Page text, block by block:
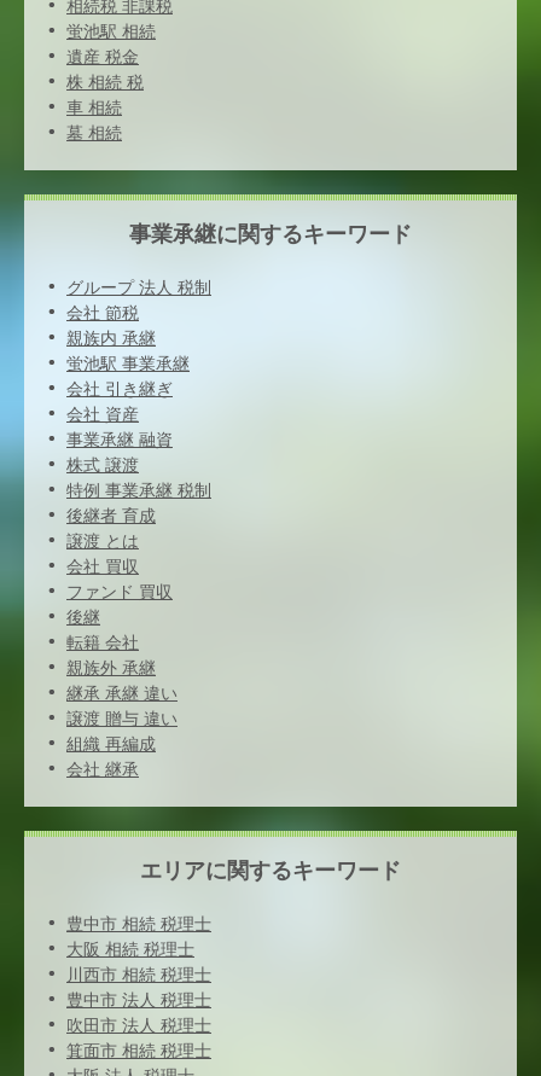
相続税 非課税
蛍池駅 相続
遺産 税金
株 相続 税
車 相続
墓 相続
事業承継に関するキーワード
グループ 法人 税制
会社 節税
親族内 承継
蛍池駅 事業承継
会社 引き継ぎ
会社 資産
事業承継 融資
株式 譲渡
特例 事業承継 税制
後継者 育成
譲渡 とは
会社 買収
ファンド 買収
後継
転籍 会社
親族外 承継
継承 承継 違い
譲渡 贈与 違い
組織 再編成
会社 継承
エリアに関するキーワード
豊中市 相続 税理士
大阪 相続 税理士
川西市 相続 税理士
豊中市 法人 税理士
吹田市 法人 税理士
箕面市 相続 税理士